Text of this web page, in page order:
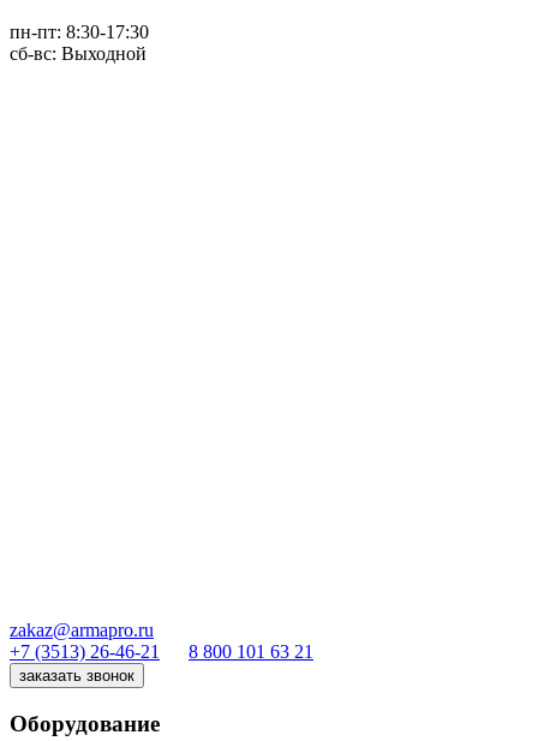
пн-пт: 8:30-17:30
сб-вс: Выходной
zakaz@armapro.ru
+7 (3513) 26-46-21
8 800 101 63 21
заказать звонок
Оборудование